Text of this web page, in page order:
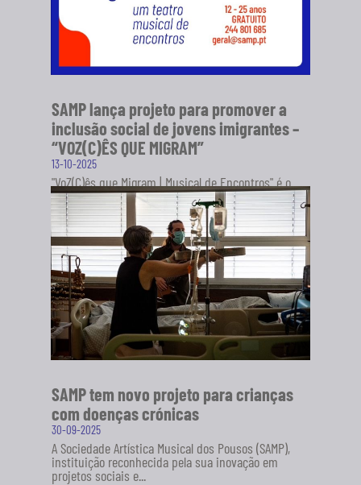
SAMP lança projeto para promover a
inclusão social de jovens imigrantes –
“VOZ(C)ÊS QUE MIGRAM”
13-10-2025
"VoZ(C)ês que Migram | Musical de Encontros" é o
novo projeto da Sociedade Artística Musical dos
Pousos (SAMP), em...
SABER MAIS
SAMP tem novo projeto para crianças
com doenças crónicas
30-09-2025
A Sociedade Artística Musical dos Pousos (SAMP),
instituição reconhecida pela sua inovação em
projetos sociais e...